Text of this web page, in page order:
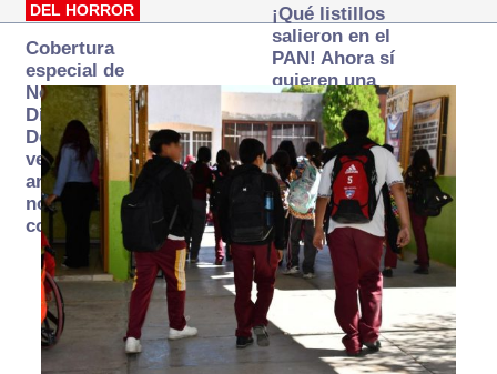
DEL HORROR
Cobertura
especial de
Norte
Digital:
Donde la
verdad
arde… pero
no se
consume
¡Qué listillos
salieron en el
PAN! Ahora sí
quieren una
Fiscalía
autónoma… y
transexenal